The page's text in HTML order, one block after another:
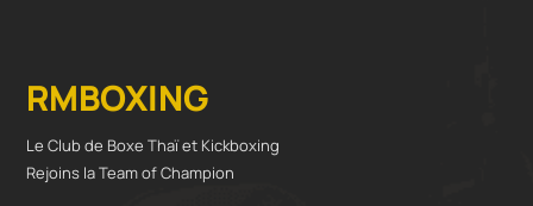
RMBOXING
Le Club de Boxe Thaï et Kickboxing
Rejoins la Team of Champion